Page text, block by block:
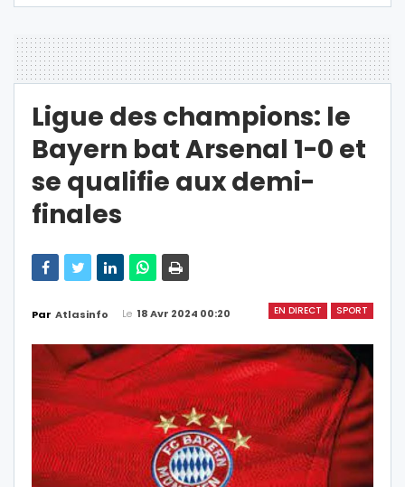
Ligue des champions: le
Bayern bat Arsenal 1-0 et
se qualifie aux demi-
finales
EN DIRECT SPORT
Par Atlasinfo Le 18 Avr 2024 00:20